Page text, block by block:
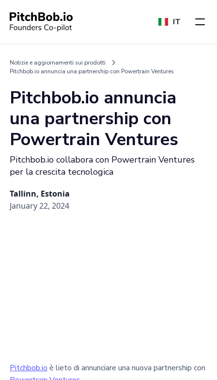
IT
Notizie e aggiornamenti sui prodotti
Pitchbob.io annuncia una partnership con Powertrain Ventures
Pitchbob.io annuncia
una partnership con
Powertrain Ventures
Pitchbob.io collabora con Powertrain Ventures
per la crescita tecnologica
Tallinn, Estonia
January 22, 2024
Pitchbob.io è lieto di annunciare una nuova partnership con